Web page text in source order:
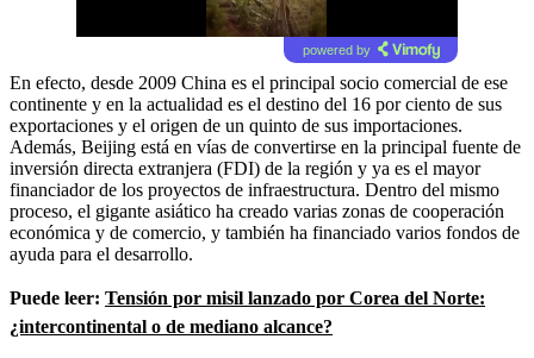
powered by
En efecto, desde 2009 China es el principal socio comercial de ese
continente y en la actualidad es el destino del 16 por ciento de sus
exportaciones y el origen de un quinto de sus importaciones.
Además, Beijing está en vías de convertirse en la principal fuente de
inversión directa extranjera (FDI) de la región y ya es el mayor
financiador de los proyectos de infraestructura. Dentro del mismo
proceso, el gigante asiático ha creado varias zonas de cooperación
económica y de comercio, y también ha financiado varios fondos de
ayuda para el desarrollo.
Puede leer: Tensión por misil lanzado por Corea del Norte:
¿intercontinental o de mediano alcance?